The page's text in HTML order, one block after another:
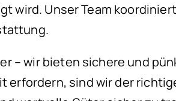
Unser Team
– wir bieten sichere und
sind wir der